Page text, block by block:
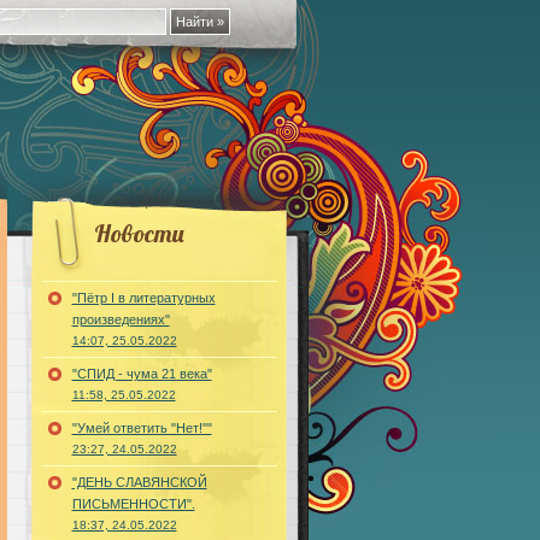
Новости
"Пётр I в литературных
произведениях"
14:07, 25.05.2022
"СПИД - чума 21 века"
11:58, 25.05.2022
"Умей ответить "Нет!""
23:27, 24.05.2022
"ДЕНЬ СЛАВЯНСКОЙ
ПИСЬМЕННОСТИ".
18:37, 24.05.2022